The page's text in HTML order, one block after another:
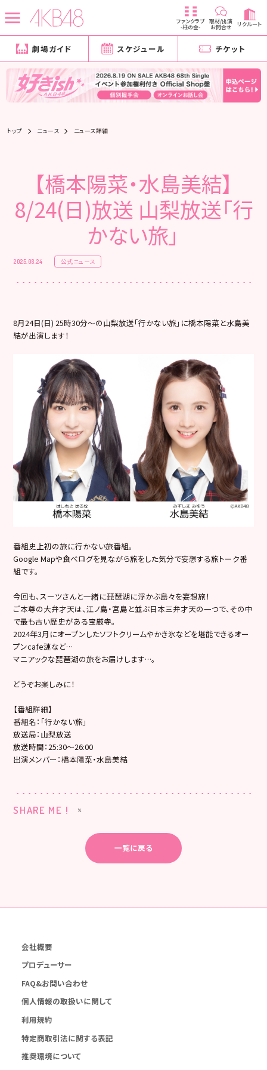
ファンクラブ
-柱の会-
取材/出演
お問合せ リクルート
劇場ガイド スケジュール チケット
トップ ニュース ニュース詳細
【橋本陽菜・水島美結】
8/24(日)放送 山梨放送「行
かない旅」
2025.08.24 公式ニュース
8月24日(日) 25時30分〜の山梨放送「行かない旅」に橋本陽菜と水島美
結が出演します！
番組史上初の旅に行かない旅番組。
Google Mapや食べログを見ながら旅をした気分で妄想する旅トーク番
組です。
今回も、スーツさんと一緒に琵琶湖に浮かぶ島々を妄想旅！
ご本尊の大弁才天は、江ノ島・宮島と並ぶ日本三弁才天の一つで、その中
で最も古い歴史がある宝厳寺。
2024年3月にオープンしたソフトクリームやかき氷などを堪能できるオー
プンcafe漣など…
マニアックな琵琶湖の旅をお届けします…。
どうぞお楽しみに！
【番組詳細】
番組名：「行かない旅」
放送局：山梨放送
放送時間：25:30〜26:00
出演メンバー：橋本陽菜・水島美結
SHARE ME !
一覧に戻る
会社概要
プロデューサー
FAQ&お問い合わせ
個人情報の取扱いに関して
利用規約
特定商取引法に関する表記
推奨環境について